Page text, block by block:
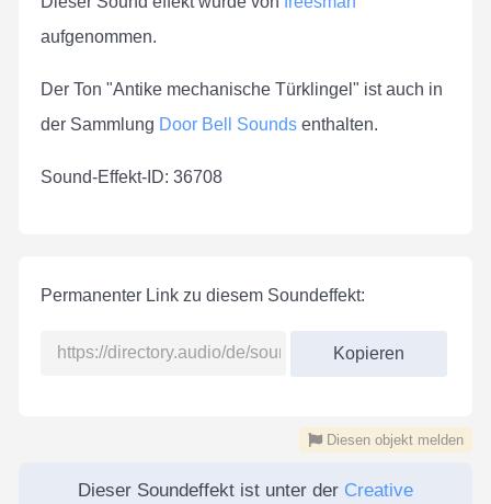
aufgenommen.
Der Ton "Antike mechanische Türklingel" ist auch in
der Sammlung Door Bell Sounds enthalten.
Sound-Effekt-ID: 36708
Permanenter Link zu diesem Soundeffekt:
Kopieren
Diesen objekt melden
Dieser Soundeffekt ist unter der Creative